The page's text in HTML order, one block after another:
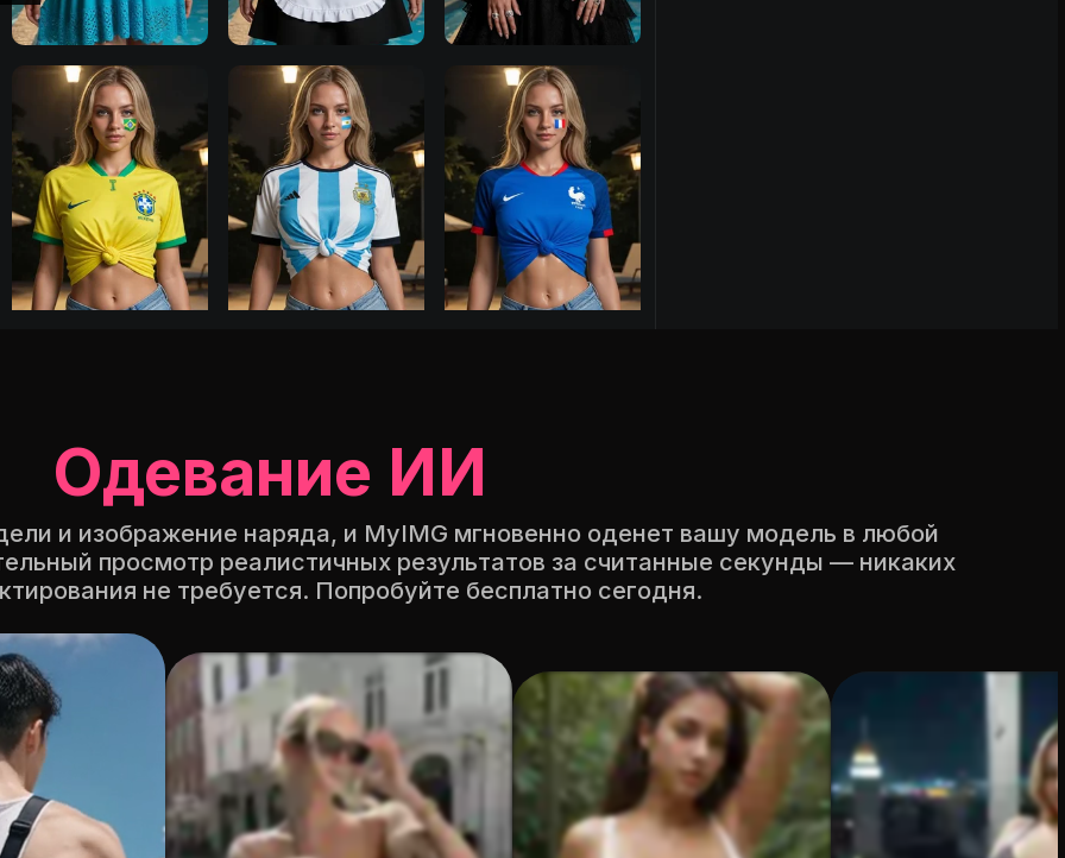
Одевание ИИ
и изображение наряда, и MyIMG мгновенно оденет вашу модель в любой
просмотр реалистичных результатов за считанные секунды — никаких
не требуется. Попробуйте бесплатно сегодня.